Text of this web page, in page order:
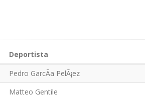
Deportista
Pedro GarcÃ­a PelÃ¡ez
Matteo Gentile